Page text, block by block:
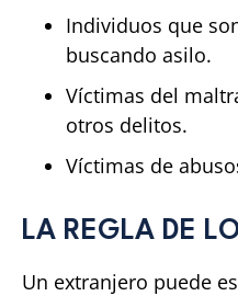
Individuos que
buscando asilo.
Víctimas del
otros delitos.
Víctimas de
LA REGLA DE
Un extranjero puede